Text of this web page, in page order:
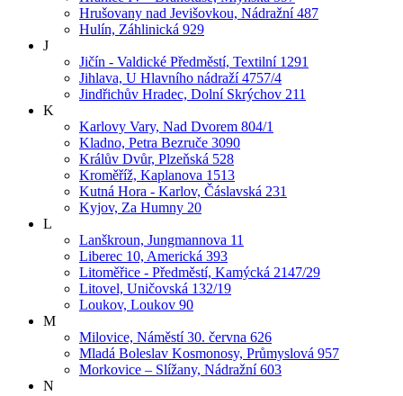
Hrušovany nad Jevišovkou, Nádražní 487
Hulín, Záhlinická 929
J
Jičín - Valdické Předměstí, Textilní 1291
Jihlava, U Hlavního nádraží 4757/4
Jindřichův Hradec, Dolní Skrýchov 211
K
Karlovy Vary, Nad Dvorem 804/1
Kladno, Petra Bezruče 3090
Králův Dvůr, Plzeňská 528
Kroměříž, Kaplanova 1513
Kutná Hora - Karlov, Čáslavská 231
Kyjov, Za Humny 20
L
Lanškroun, Jungmannova 11
Liberec 10, Americká 393
Litoměřice - Předměstí, Kamýcká 2147/29
Litovel, Uničovská 132/19
Loukov, Loukov 90
M
Milovice, Náměstí 30. června 626
Mladá Boleslav Kosmonosy, Průmyslová 957
Morkovice – Slížany, Nádražní 603
N